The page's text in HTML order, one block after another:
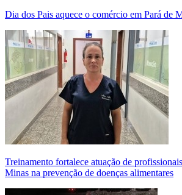
Dia dos Pais aquece o comércio em Pará de
Treinamento fortalece atuação de
Minas na prevenção de doenças alimentares